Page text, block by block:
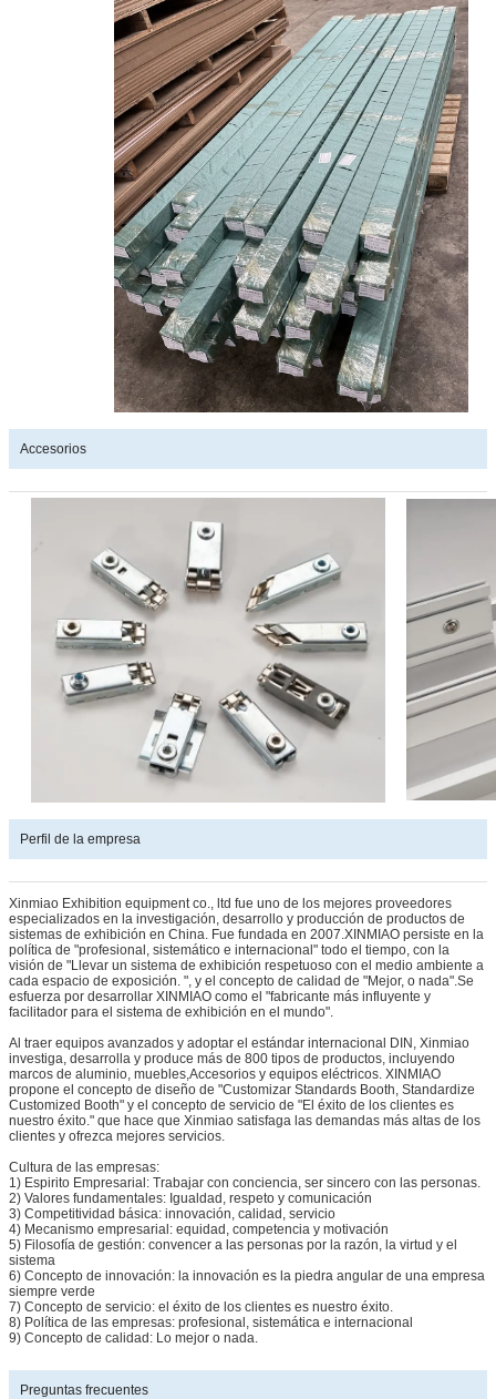
Accesorios
Perfil de la empresa
Xinmiao Exhibition equipment co., ltd fue uno de los mejores proveedores
especializados en la investigación, desarrollo y producción de productos de
sistemas de exhibición en China. Fue fundada en 2007.XINMIAO persiste en la
política de "profesional, sistemático e internacional" todo el tiempo, con la
visión de "Llevar un sistema de exhibición respetuoso con el medio ambiente a
cada espacio de exposición. ", y el concepto de calidad de "Mejor, o nada".Se
esfuerza por desarrollar XINMIAO como el "fabricante más influyente y
facilitador para el sistema de exhibición en el mundo".
Al traer equipos avanzados y adoptar el estándar internacional DIN, Xinmiao
investiga, desarrolla y produce más de 800 tipos de productos, incluyendo
marcos de aluminio, muebles,Accesorios y equipos eléctricos. XINMIAO
propone el concepto de diseño de "Customizar Standards Booth, Standardize
Customized Booth" y el concepto de servicio de "El éxito de los clientes es
nuestro éxito." que hace que Xinmiao satisfaga las demandas más altas de los
clientes y ofrezca mejores servicios.
Cultura de las empresas:
1) Espirito Empresarial: Trabajar con conciencia, ser sincero con las personas.
2) Valores fundamentales: Igualdad, respeto y comunicación
3) Competitividad básica: innovación, calidad, servicio
4) Mecanismo empresarial: equidad, competencia y motivación
5) Filosofía de gestión: convencer a las personas por la razón, la virtud y el
sistema
6) Concepto de innovación: la innovación es la piedra angular de una empresa
siempre verde
7) Concepto de servicio: el éxito de los clientes es nuestro éxito.
8) Política de las empresas: profesional, sistemática e internacional
9) Concepto de calidad: Lo mejor o nada.
Preguntas frecuentes